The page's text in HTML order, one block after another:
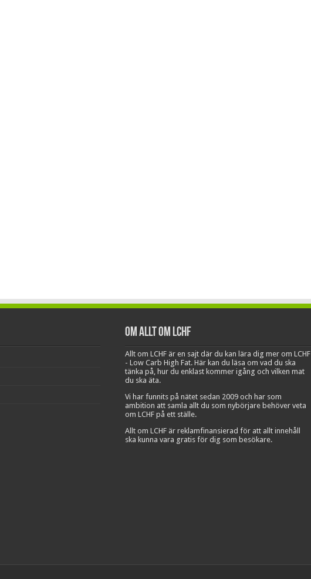
Om Allt om LCHF
Allt om LCHF är en sajt där du kan lära dig mer om LCHF
- Low Carb High Fat. Här kan du läsa om vad du ska
tänka på, hur du enklast kommer igång och vilken mat
du ska äta.
Vi har funnits på nätet sedan 2009 och har som
ambition att samla allt du som nybörjare behöver veta
om LCHF på ett ställe.
Allt om LCHF är reklamfinansierad för att allt innehåll
ska kunna vara gratis för dig som besökare.